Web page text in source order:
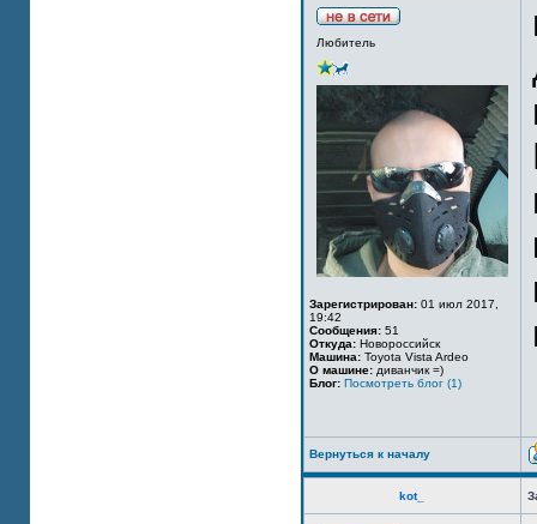
Любитель
Зарегистрирован: 01 июл 2017,
19:42
Сообщения: 51
Откуда: Новороссийск
Машина: Toyota Vista Ardeo
О машине: диванчик =)
Блог: Посмотреть блог (1)
Вернуться к началу
kot_